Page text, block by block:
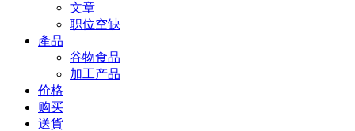
文章
职位空缺
產品
谷物食品
加工产品
价格
购买
送貨